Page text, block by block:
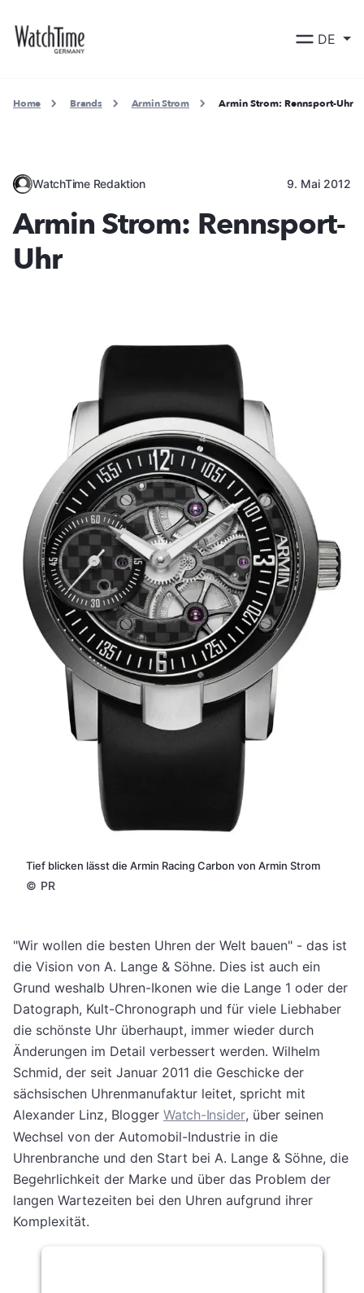
DE
Home Brands Armin Strom Armin Strom: Rennsport-Uhr
WatchTime Redaktion 9. Mai 2012
Armin Strom: Rennsport-
Uhr
Tief blicken lässt die Armin Racing Carbon von Armin Strom
© PR
"Wir wollen die besten Uhren der Welt bauen" - das ist
die Vision von A. Lange & Söhne. Dies ist auch ein
Grund weshalb Uhren-Ikonen wie die Lange 1 oder der
Datograph, Kult-Chronograph und für viele Liebhaber
die schönste Uhr überhaupt, immer wieder durch
Änderungen im Detail verbessert werden. Wilhelm
Schmid, der seit Januar 2011 die Geschicke der
sächsischen Uhrenmanufaktur leitet, spricht mit
Alexander Linz, Blogger Watch-Insider, über seinen
Wechsel von der Automobil-Industrie in die
Uhrenbranche und den Start bei A. Lange & Söhne, die
Begehrlichkeit der Marke und über das Problem der
langen Wartezeiten bei den Uhren aufgrund ihrer
Komplexität.